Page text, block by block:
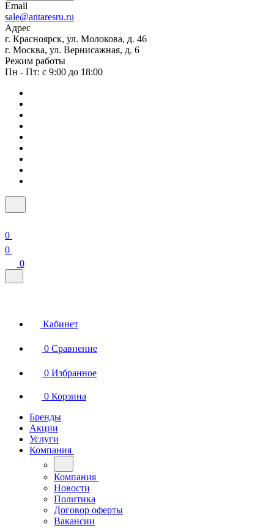
Email
sale@antaresru.ru
Адрес
г. Красноярск, ул. Молокова, д. 46
г. Москва, ул. Вернисажная, д. 6
Режим работы
Пн - Пт: с 9:00 до 18:00
0
0
0
Кабинет
0 Сравнение
0 Избранное
0 Корзина
Бренды
Акции
Услуги
Компания
Компания
Новости
Политика
Договор оферты
Вакансии